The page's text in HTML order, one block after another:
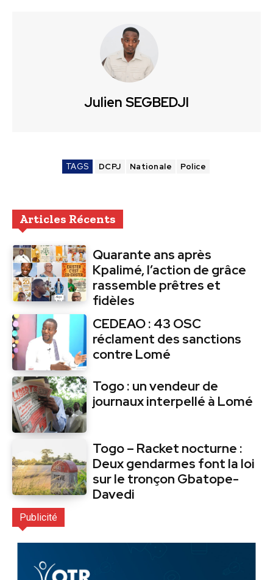
Julien SEGBEDJI
TAGS DCPJ Nationale Police
Articles Récents
Quarante ans après
Kpalimé, l’action de grâce
rassemble prêtres et
fidèles
CEDEAO : 43 OSC
réclament des sanctions
contre Lomé
Togo : un vendeur de
journaux interpellé à Lomé
Togo – Racket nocturne :
Deux gendarmes font la loi
sur le tronçon Gbatope-
Davedi
Publicité